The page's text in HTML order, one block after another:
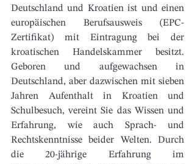
Deutschland und Kroatien ist und einen
europäischen Berufsausweis (EPC-
Zertifikat) mit Eintragung bei der
kroatischen Handelskammer besitzt.
Geboren und aufgewachsen in
Deutschland, aber dazwischen mit sieben
Jahren Aufenthalt in Kroatien und
Schulbesuch, vereint Sie das Wissen und
Erfahrung, wie auch Sprach- und
Rechtskenntnisse beider Welten. Durch
die 20-jährige Erfahrung im